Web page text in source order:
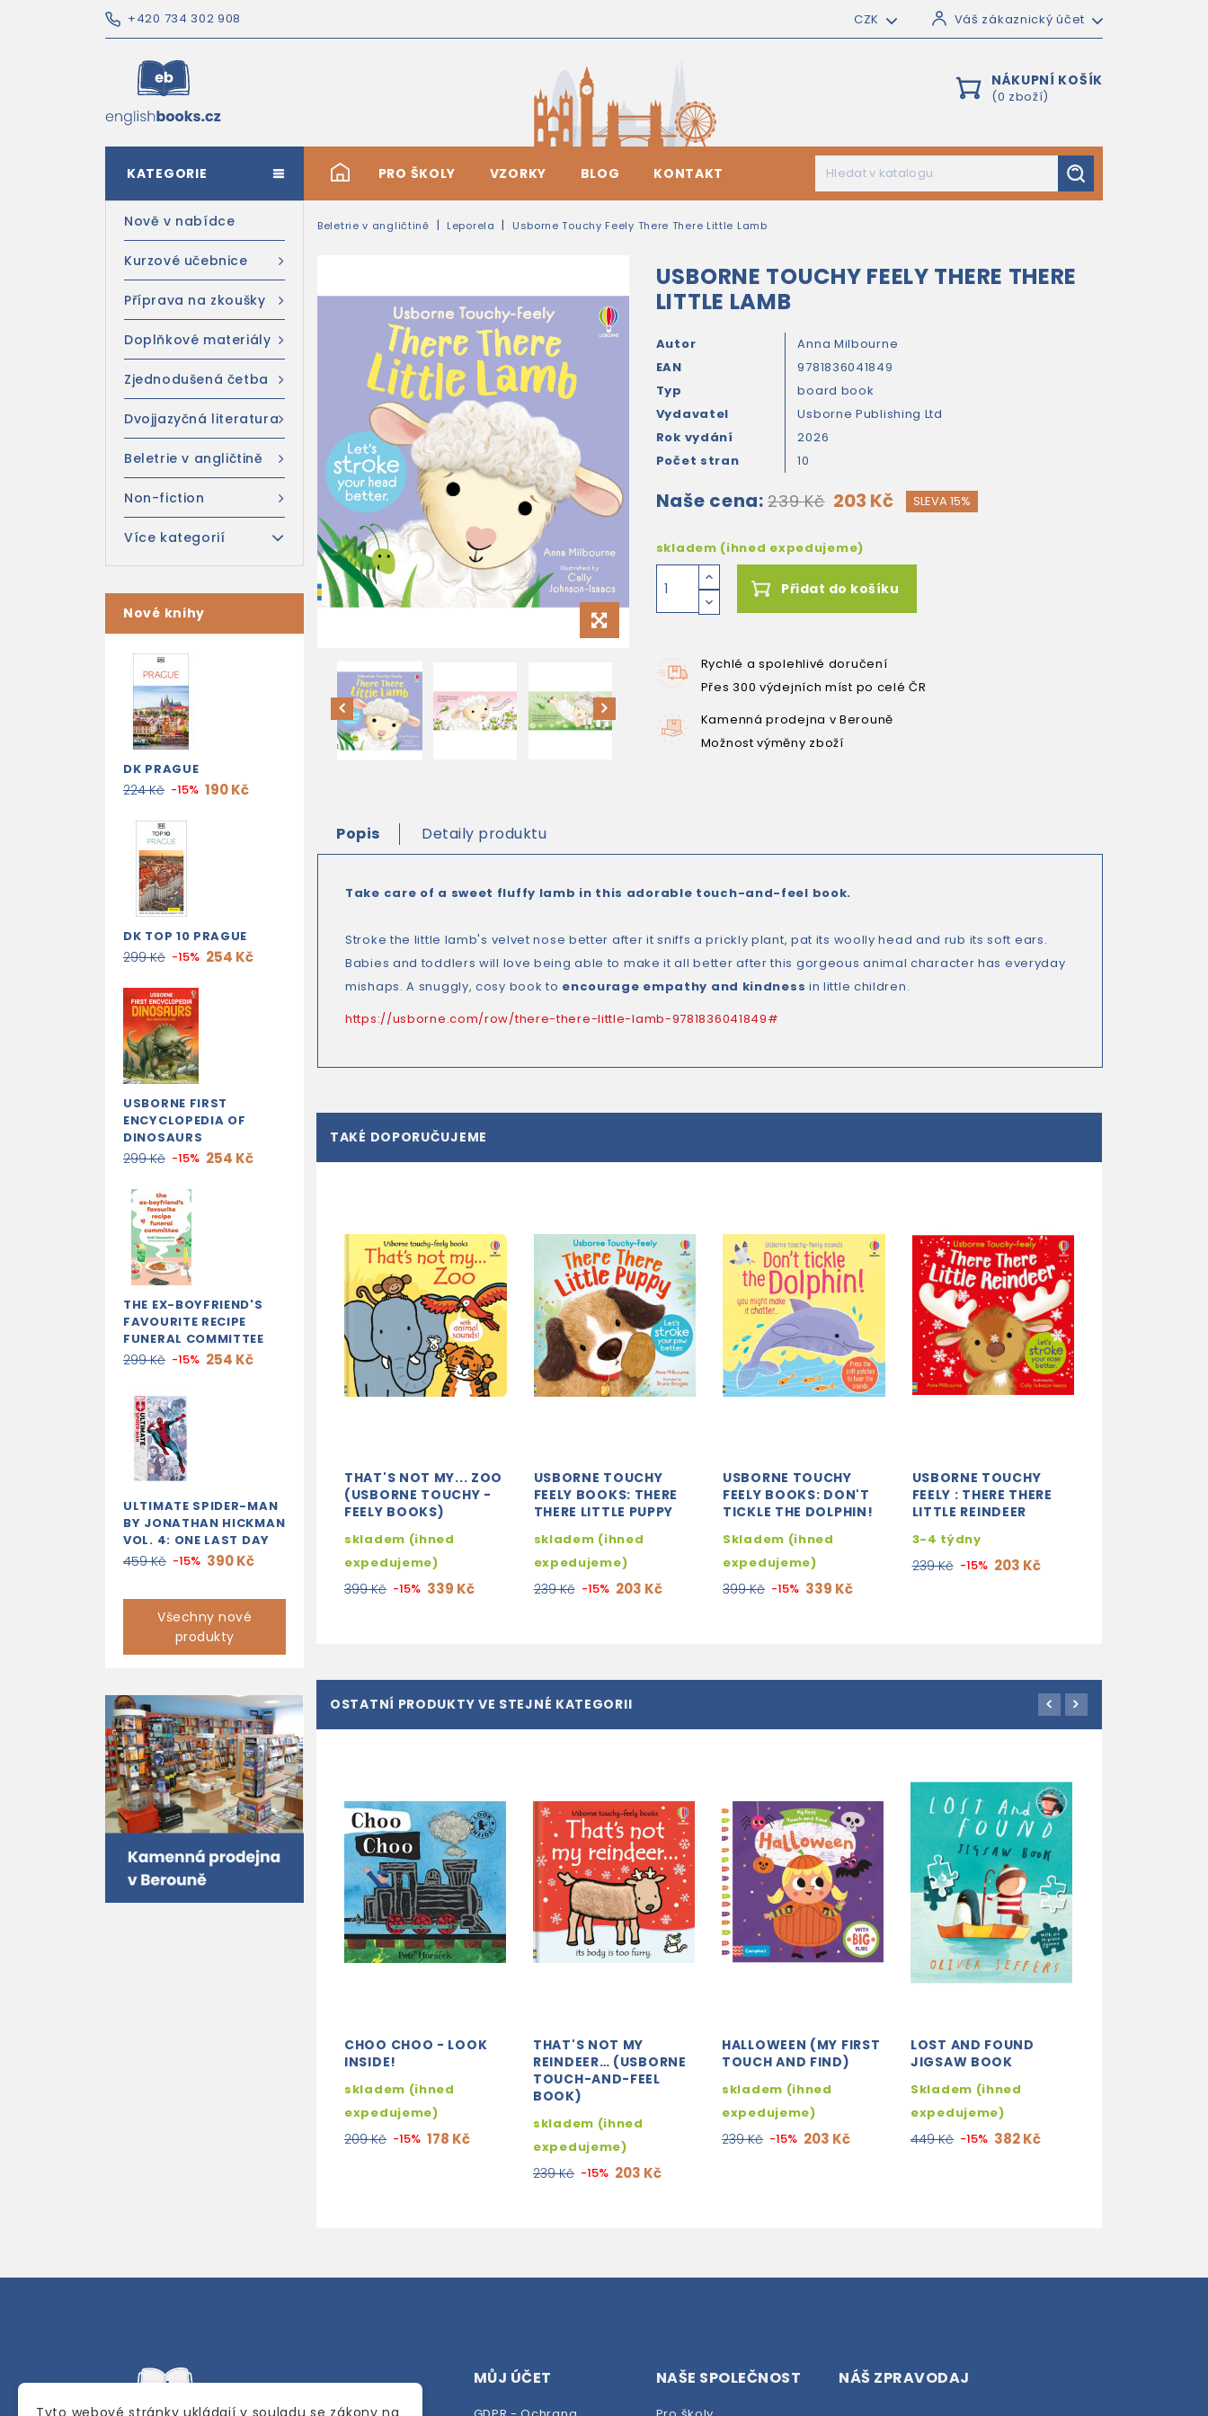
+420 734 302 908 CZK Váš zákaznický účet
NÁKUPNÍ KOŠÍK
(0 zboží)
# PRO ŠKOLY VZORKY BLOG KONTAKT
KATEGORIE
Nově v nabídce
Kurzové učebnice
Příprava na zkoušky
Doplňkové materiály
Zjednodušená četba
Dvojjazyčná literatura
Beletrie v angličtině
Non-fiction
Více kategorií
Nové knihy
DK PRAGUE
224 Kč -15% 190 Kč
DK TOP 10 PRAGUE
299 Kč -15% 254 Kč
USBORNE FIRST
ENCYCLOPEDIA OF
DINOSAURS
299 Kč -15% 254 Kč
THE EX-BOYFRIEND'S
FAVOURITE RECIPE
FUNERAL COMMITTEE
299 Kč -15% 254 Kč
ULTIMATE SPIDER-MAN
BY JONATHAN HICKMAN
VOL. 4: ONE LAST DAY
459 Kč -15% 390 Kč
Všechny nové
produkty
Beletrie v angličtině Leporela Usborne Touchy Feely There There Little Lamb
USBORNE TOUCHY FEELY THERE THERE
LITTLE LAMB
Autor
Anna Milbourne
EAN
9781836041849
Typ
board book
Vydavatel
Usborne Publishing Ltd
Rok vydání
2026
Počet stran
10
Naše cena: 239 Kč 203 Kč SLEVA 15%
skladem (ihned expedujeme)
Přidat do košíku
Rychlé a spolehlivé doručení
Přes 300 výdejních míst po celé ČR
Kamenná prodejna v Berouně
Možnost výměny zboží
Popis Detaily produktu
Take care of a sweet fluffy lamb in this adorable touch-and-feel book.
Stroke the little lamb's velvet nose better after it sniffs a prickly plant, pat its woolly head and rub its soft ears.
Babies and toddlers will love being able to make it all better after this gorgeous animal character has everyday
mishaps. A snuggly, cosy book to encourage empathy and kindness in little children.
https://usborne.com/row/there-there-little-lamb-9781836041849#
TAKÉ DOPORUČUJEME
THAT'S NOT MY... ZOO
(USBORNE TOUCHY -
FEELY BOOKS)
skladem (ihned
expedujeme)
399 Kč -15% 339 Kč
USBORNE TOUCHY
FEELY BOOKS: THERE
THERE LITTLE PUPPY
skladem (ihned
expedujeme)
239 Kč -15% 203 Kč
USBORNE TOUCHY
FEELY BOOKS: DON'T
TICKLE THE DOLPHIN!
Skladem (ihned
expedujeme)
399 Kč -15% 339 Kč
USBORNE TOUCHY
FEELY : THERE THERE
LITTLE REINDEER
3-4 týdny
239 Kč -15% 203 Kč
OSTATNÍ PRODUKTY VE STEJNÉ KATEGORII
CHOO CHOO - LOOK
INSIDE!
skladem (ihned
expedujeme)
209 Kč -15% 178 Kč
THAT'S NOT MY
REINDEER… (USBORNE
TOUCH-AND-FEEL
BOOK)
skladem (ihned
expedujeme)
239 Kč -15% 203 Kč
HALLOWEEN (MY FIRST
TOUCH AND FIND)
skladem (ihned
expedujeme)
239 Kč -15% 203 Kč
LOST AND FOUND
JIGSAW BOOK
Skladem (ihned
expedujeme)
449 Kč -15% 382 Kč
MŮJ ÚČET NAŠE SPOLEČNOST NÁŠ ZPRAVODAJ
Tyto webové stránky ukládají v souladu se zákony na